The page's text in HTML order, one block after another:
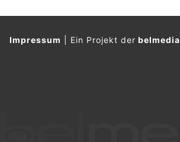
Impressum Ein Projekt derbelmedia